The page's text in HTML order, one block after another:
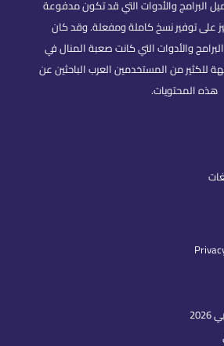
البرامج والأدوات التي قد تكون مدفوعة
على توفير نسخ كاملة ومفعلة. وقد كان
والأدوات التي كانت صعبة المنال في
للكثير من المستخدمين العرب الباحثين عن
هذه المحتويات.